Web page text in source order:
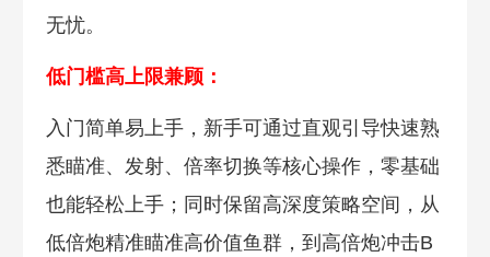
无忧。
低门槛高上限兼顾：
入门简单易上手，新手可通过直观引导快速熟
悉瞄准、发射、倍率切换等核心操作，零基础
也能轻松上手；同时保留高深度策略空间，从
低倍炮精准瞄准高价值鱼群，到高倍炮冲击B